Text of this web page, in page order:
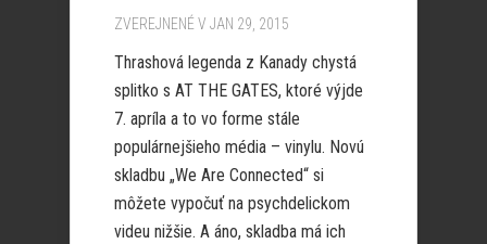
ZVEREJNENÉ V JAN 29, 2015
Thrashová legenda z Kanady chystá
splitko s AT THE GATES, ktoré výjde
7. apríla a to vo forme stále
populárnejšieho média – vinylu. Novú
skladbu „We Are Connected“ si
môžete vypočuť na psychdelickom
videu nižšie. A áno, skladba má ich